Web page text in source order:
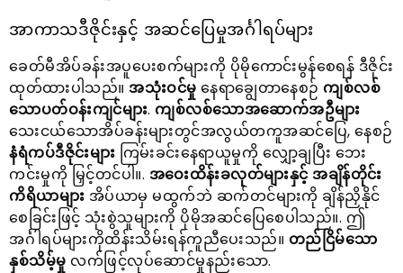
အာကာသဒီဇိုင်းနှင့် အဆင်ပြေမှုအင်္ဂါရပ်များ
ခေတ်မီအိပ်ခန်းအပူပေးစက်များကို ပိုမိုကောင်းမွန်စေရန် ဒီဇိုင်း
ထုတ်ထားပါသည်။ အသုံးဝင်မှု နေရာချွေတာနေစဉ် ကျစ်လစ်
သောပတ်ဝန်းကျင်များ. ကျစ်လစ်သောအဆောက်အဦများ
သေးငယ်သောအိပ်ခန်းများတွင်အလွယ်တကူအဆင်ပြေ, နေစဉ်
နံရံကပ်ဒီဇိုင်းများ ကြမ်းခင်းနေရာယူမှုကို လျှော့ချပြီး ဘေး
ကင်းမှုကို မြှင့်တင်ပါ။. အဝေးထိန်းခလုတ်များနှင့် အချိန်တိုင်း
ကိရိယာများ အိပ်ယာမှ မထွက်ဘဲ ဆက်တင်များကို ချိန်ညှိနိုင်
စေခြင်းဖြင့် သုံးစွဲသူများကို ပိုမိုအဆင်ပြေစေပါသည်။. ဤ
အင်္ဂါရပ်များကိုထိန်းသိမ်းရန်ကူညီပေးသည်။ တည်ငြိမ်သော
နှစ်သိမ့်မှု လက်ဖြင့်လုပ်ဆောင်မှုနည်းသော.